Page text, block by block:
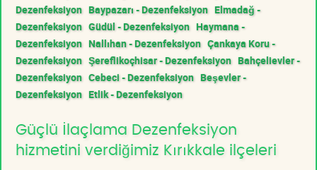
Dezenfeksiyon Baypazarı - Dezenfeksiyon Elmadağ -
Dezenfeksiyon Güdül - Dezenfeksiyon Haymana -
Dezenfeksiyon Nallıhan - Dezenfeksiyon Çankaya Koru -
Dezenfeksiyon Şereflikoçhisar - Dezenfeksiyon Bahçelievler -
Dezenfeksiyon Cebeci - Dezenfeksiyon Beşevler -
Dezenfeksiyon Etlik - Dezenfeksiyon
Güçlü İlaçlama Dezenfeksiyon
hizmetini verdiğimiz Kırıkkale ilçeleri